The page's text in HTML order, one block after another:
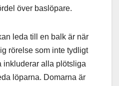
över baslöpare.
leda till en balk är när
rörelse som inte tydligt
inkluderar alla plötsliga
löparna. Domarna är